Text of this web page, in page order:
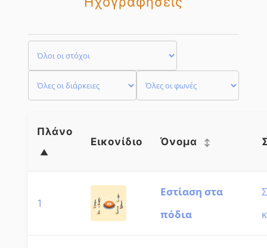
Greek
ΕΠΙΚΟΙΝΩΝΙΑ
Πλάνο
Εικονίδιο
Όνομα
1
Εστίαση στα
πόδια